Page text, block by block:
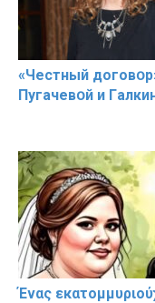
«Чeстный
Пугачевօй и
Ένας